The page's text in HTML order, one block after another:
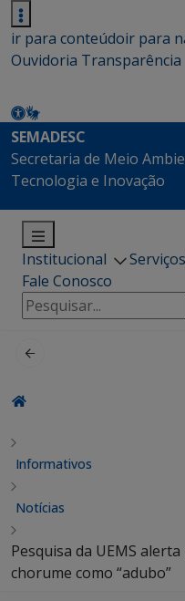
ir para conteúdoir para
Ouvidoria Transparência
SEMADESC
Secretaria de Meio
Tecnologia e Inovação
Institucional Serviços
Fale Conosco
Pesquisar
por:
Informativos
Notícias
Pesquisa da UEMS
chorume como “adubo”